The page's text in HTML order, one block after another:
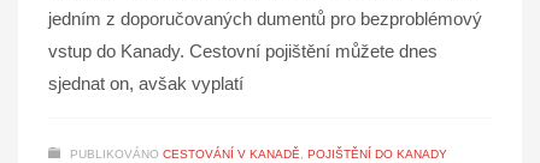
jedním z doporučovaných dumentů pro bezproblémový
vstup do Kanady. Cestovní pojištění můžete dnes
sjednat on, avšak vyplatí
PUBLIKOVÁNO CESTOVÁNÍ V KANADĚ, POJIŠTĚNÍ DO KANADY